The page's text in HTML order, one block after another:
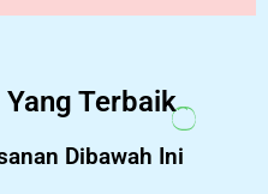
Terbaik
Dibawah Ini